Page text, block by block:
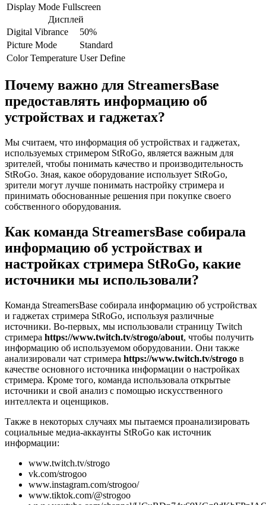
Display Mode Fullscreen
Дисплей
Digital Vibrance
50%
Picture Mode
Standard
Color Temperature User Define
Почему важно для StreamersBase
предоставлять информацию об
устройствах и гаджетах?
Мы считаем, что информация об устройствах и гаджетах,
используемых стримером StRoGo, является важным для
зрителей, чтобы понимать качество и производительность
StRoGo. Зная, какое оборудование использует StRoGo,
зрители могут лучше понимать настройку стримера и
принимать обоснованные решения при покупке своего
собственного оборудования.
Как команда StreamersBase собирала
информацию об устройствах и
настройках стримера StRoGo, какие
источники мы использовали?
Команда StreamersBase собирала информацию об устройствах
и гаджетах стримера StRoGo, используя различные
источники. Во-первых, мы использовали страницу Twitch
стримера https://www.twitch.tv/strogo/about, чтобы получить
информацию об используемом оборудовании. Они также
анализировали чат стримера https://www.twitch.tv/strogo в
качестве основного источника информации о настройках
стримера. Кроме того, команда использовала открытые
источники и свой анализ с помощью искусственного
интеллекта и оценщиков.
Также в некоторых случаях мы пытаемся проанализировать
социальные медиа-аккаунты StRoGo как источник
информации:
www.twitch.tv/strogo
vk.com/strogoo
www.instagram.com/strogoo/
www.tiktok.com/@strogoo